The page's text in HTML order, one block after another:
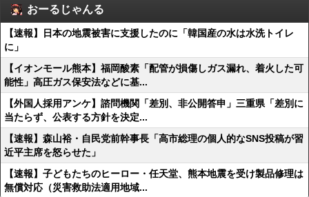
おーるじゃんる
【速報】日本の地震被害に支援したのに「韓国産の水は水洗トイレ
に」
【イオンモール熊本】福岡酸素「配管が損傷しガス漏れ、着火した可
能性」高圧ガス保安法などに基...
【外国人採用アンケ】諮問機関「差別、非公開答申」三重県「差別に
当たらず、公表する方針を決定...
【速報】森山裕・自民党前幹事長「高市総理の個人的なSNS投稿が習
近平主席を怒らせた」
【速報】子どもたちのヒーロー・任天堂、熊本地震を受け製品修理は
無償対応（災害救助法適用地域...